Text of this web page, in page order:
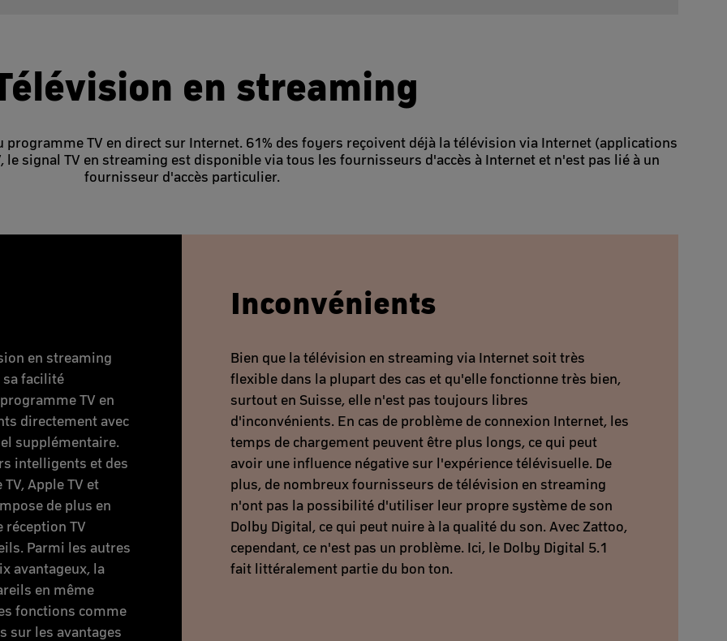
en streaming
TV en direct sur Internet. 61% des foyers reçoivent déjà la télévision via Internet (applications
le signal TV en streaming est disponible via tous les fournisseurs d'accès à Internet et n'est pas lié à un
fournisseur d'accès particulier.
en streaming
sa facilité
TV en
directement avec
supplémentaire.
intelligents et des
Apple TV et
de plus en
réception TV
Parmi les autres
avantageux, la
en même
fonctions comme
sur les avantages
Inconvénients
Bien que la télévision en streaming via Internet soit très
flexible dans la plupart des cas et qu'elle fonctionne très bien,
surtout en Suisse, elle n'est pas toujours libres
d'inconvénients. En cas de problème de connexion Internet, les
temps de chargement peuvent être plus longs, ce qui peut
avoir une influence négative sur l'expérience télévisuelle. De
plus, de nombreux fournisseurs de télévision en streaming
n'ont pas la possibilité d'utiliser leur propre système de son
Dolby Digital, ce qui peut nuire à la qualité du son. Avec Zattoo,
cependant, ce n'est pas un problème. Ici, le Dolby Digital 5.1
fait littéralement partie du bon ton.